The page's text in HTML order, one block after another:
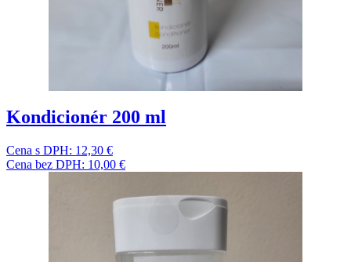
Kondicionér 200 ml
Cena s DPH: 12,30 €
Cena bez DPH: 10,00 €